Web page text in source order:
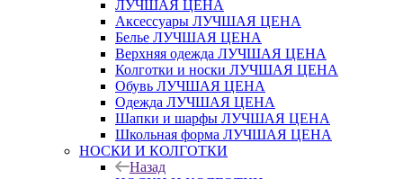
ЛУЧШАЯ ЦЕНА
Аксессуары ЛУЧШАЯ ЦЕНА
Белье ЛУЧШАЯ ЦЕНА
Верхняя одежда ЛУЧШАЯ ЦЕНА
Колготки и носки ЛУЧШАЯ ЦЕНА
Обувь ЛУЧШАЯ ЦЕНА
Одежда ЛУЧШАЯ ЦЕНА
Шапки и шарфы ЛУЧШАЯ ЦЕНА
Школьная форма ЛУЧШАЯ ЦЕНА
НОСКИ И КОЛГОТКИ
Назад